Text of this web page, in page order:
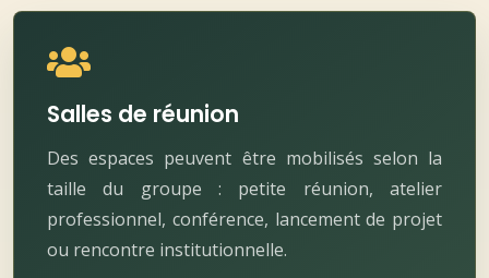
Salles de réunion
Des espaces peuvent être mobilisés selon la
taille du groupe : petite réunion, atelier
professionnel, conférence, lancement de projet
ou rencontre institutionnelle.